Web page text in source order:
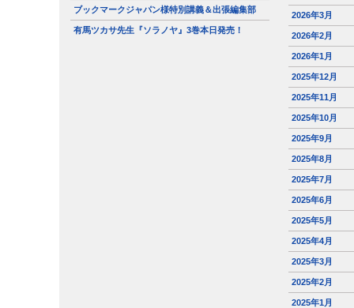
ブックマークジャパン様特別講義＆出張編集部
有馬ツカサ先生『ソラノヤ』3巻本日発売！
2026年3月
2026年2月
2026年1月
2025年12月
2025年11月
2025年10月
2025年9月
2025年8月
2025年7月
2025年6月
2025年5月
2025年4月
2025年3月
2025年2月
2025年1月